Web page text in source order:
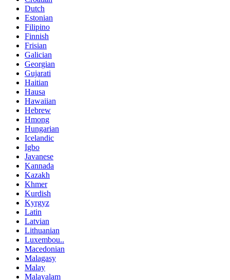
Dutch
Estonian
Filipino
Finnish
Frisian
Galician
Georgian
Gujarati
Haitian
Hausa
Hawaiian
Hebrew
Hmong
Hungarian
Icelandic
Igbo
Javanese
Kannada
Kazakh
Khmer
Kurdish
Kyrgyz
Latin
Latvian
Lithuanian
Luxembou..
Macedonian
Malagasy
Malay
Malayalam